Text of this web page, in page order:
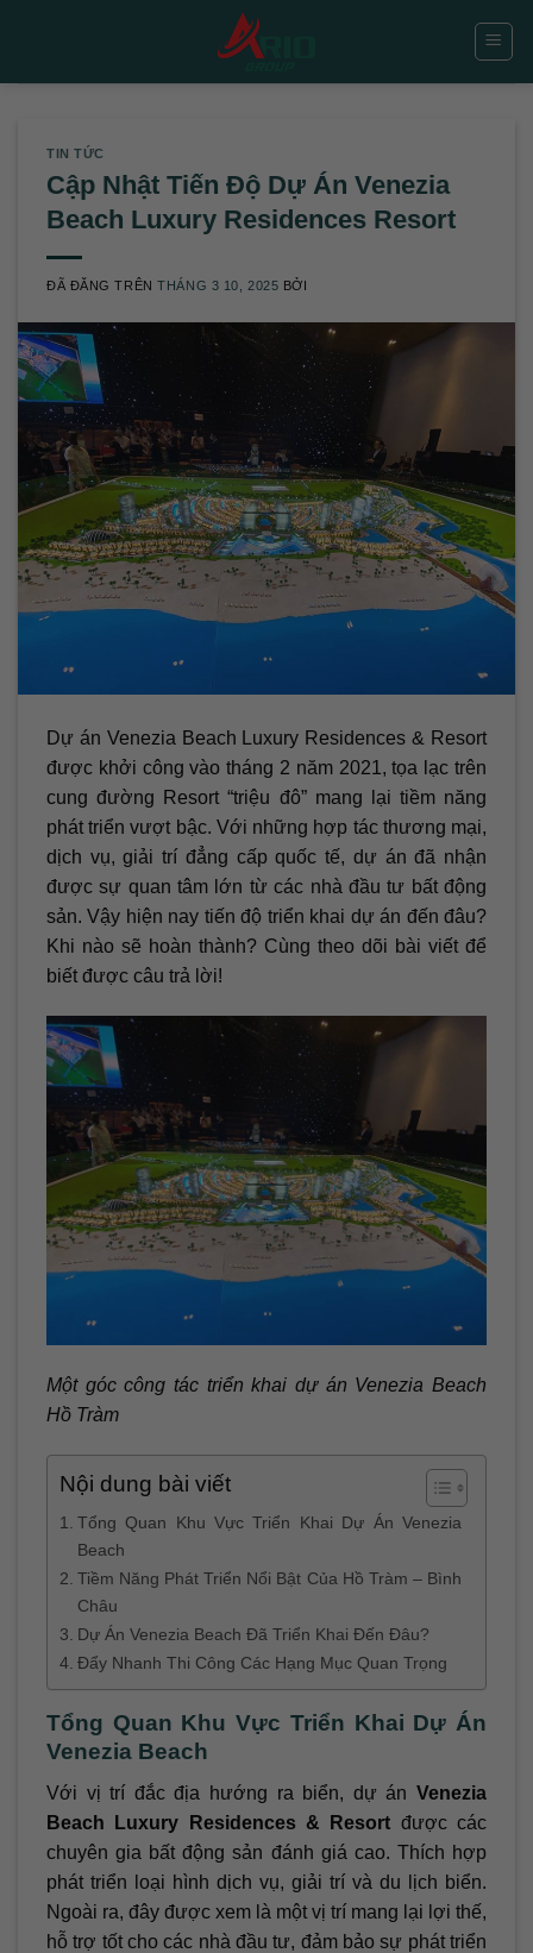
TIN TỨC
Cập Nhật Tiến Độ Dự Án Venezia
Beach Luxury Residences Resort
ĐÃ ĐĂNG TRÊNTHÁNG 3 10, 2025 BỞI
Dự án Venezia Beach Luxury Residences & Resort
được khởi công vào tháng 2 năm 2021, tọa lạc trên
cung đường Resort “triệu đô” mang lại tiềm năng
phát triển vượt bậc. Với những hợp tác thương mại,
dịch vụ, giải trí đẳng cấp quốc tế, dự án đã nhận
được sự quan tâm lớn từ các nhà đầu tư bất động
sản. Vậy hiện nay tiến độ triển khai dự án đến đâu?
Khi nào sẽ hoàn thành? Cùng theo dõi bài viết để
biết được câu trả lời!
Một góc công tác triển khai dự án Venezia Beach
Hồ Tràm
Nội dung bài viết
Tổng Quan Khu Vực Triển Khai Dự Án Venezia
Beach
Tiềm Năng Phát Triển Nổi Bật Của Hồ Tràm – Bình
Châu
Dự Án Venezia Beach Đã Triển Khai Đến Đâu?
Đẩy Nhanh Thi Công Các Hạng Mục Quan Trọng
Tổng Quan Khu Vực Triển Khai Dự Án
Venezia Beach
Với vị trí đắc địa hướng ra biển, dự án Venezia
Beach Luxury Residences & Resort được các
chuyên gia bất động sản đánh giá cao. Thích hợp
phát triển loại hình dịch vụ, giải trí và du lịch biển.
Ngoài ra, đây được xem là một vị trí mang lại lợi thế,
hỗ trợ tốt cho các nhà đầu tư, đảm bảo sự phát triển